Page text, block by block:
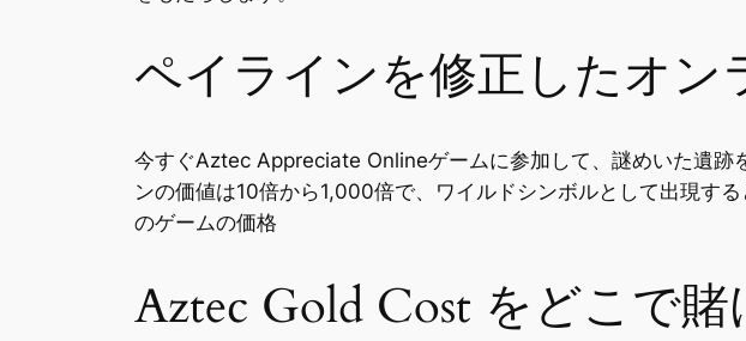
ペイラインを修正したオ
今すぐAztec Appreciate Onlineゲームに参加して、謎めいた遺跡
ンの価値は10倍から1,000倍で、ワイルドシンボルとして出現す
のゲームの価格
Aztec Gold Cost をどこで